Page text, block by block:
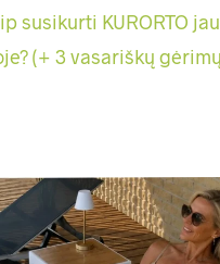
susikurti KURORTO
(+ 3 vasariškų